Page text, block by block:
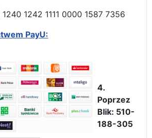
1242 1111 0000 1587 7356
PayU:
4.
Poprzez
Blik: 510-
188-305